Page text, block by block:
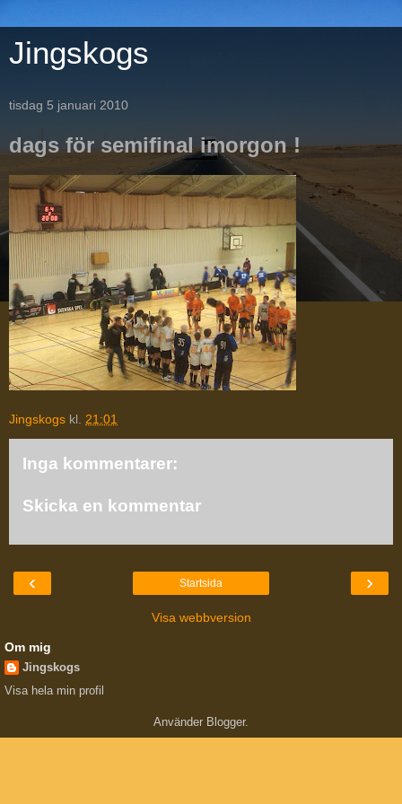
Jingskogs
tisdag 5 januari 2010
dags för semifinal imorgon !
Jingskogs kl. 21:01
Inga kommentarer:
Skicka en kommentar
‹ ›
Startsida
Visa webbversion
Om mig
Jingskogs
Visa hela min profil
Använder Blogger.